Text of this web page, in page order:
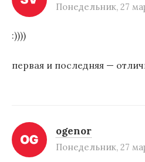
Понедельник, 27
:))))
первая и последняя —
ogenor
Понедельник, 27